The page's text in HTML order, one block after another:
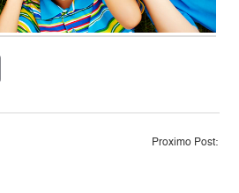
Proximo Post: